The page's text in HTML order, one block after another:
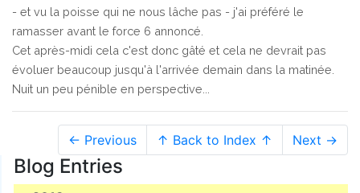
- et vu la poisse qui ne nous lâche pas - j'ai préféré le
ramasser avant le force 6 annoncé.
Cet après-midi cela c'est donc gâté et cela ne devrait pas
évoluer beaucoup jusqu'à l'arrivée demain dans la matinée.
Nuit un peu pénible en perspective...
← Previous ↑ Back to Index ↑ Next →
Blog Entries